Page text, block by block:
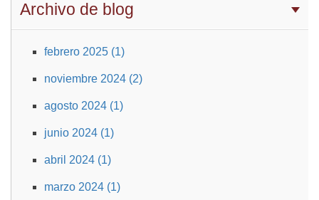
Archivo de blog
febrero 2025 (1)
noviembre 2024 (2)
agosto 2024 (1)
junio 2024 (1)
abril 2024 (1)
marzo 2024 (1)